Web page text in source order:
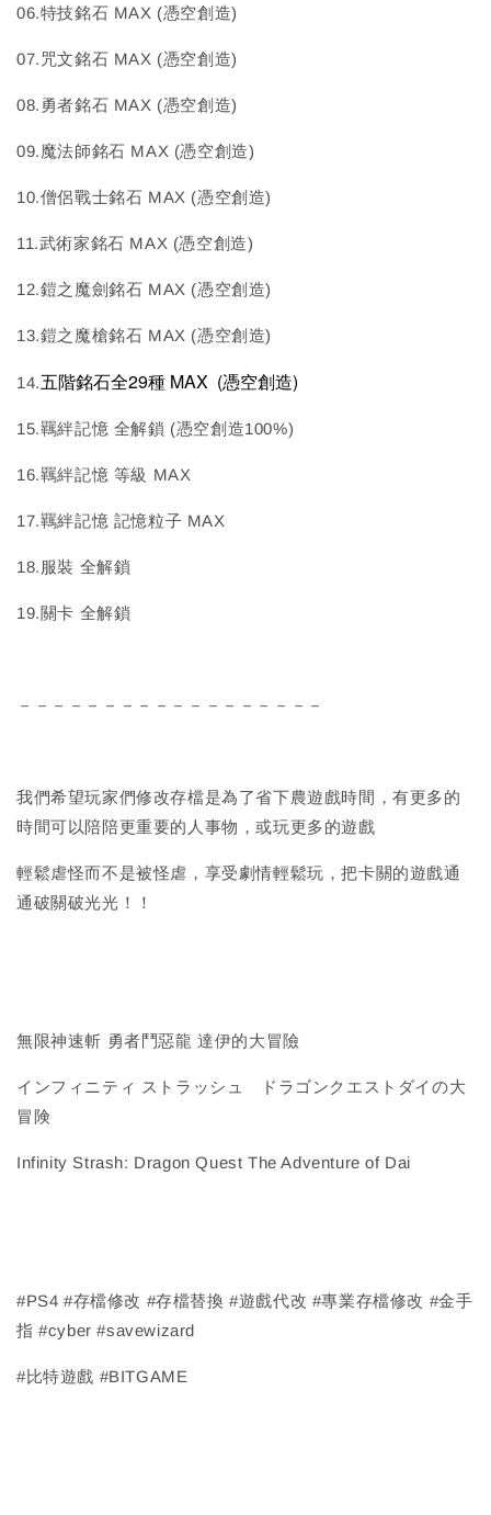
06.特技銘石 MAX (憑空創造)
07.咒文銘石 MAX (憑空創造)
08.勇者銘石 MAX (憑空創造)
09.魔法師銘石 MAX (憑空創造)
10.僧侶戰士銘石 MAX (憑空創造)
11.武術家銘石 MAX (憑空創造)
12.鎧之魔劍銘石 MAX (憑空創造)
13.鎧之魔槍銘石 MAX (憑空創造)
14.五階銘石全29種 MAX (憑空創造)
15.羈絆記憶 全解鎖 (憑空創造100%)
16.羈絆記憶 等級 MAX
17.羈絆記憶 記憶粒子 MAX
18.服裝 全解鎖
19.關卡 全解鎖
－－－－－－－－－－－－－－－－－－
我們希望玩家們修改存檔是為了省下農遊戲時間，有更多的
時間可以陪陪更重要的人事物，或玩更多的遊戲
輕鬆虐怪而不是被怪虐，享受劇情輕鬆玩，把卡關的遊戲通
通破關破光光！！
無限神速斬 勇者鬥惡龍 達伊的大冒險
インフィニティ ストラッシュ ドラゴンクエストダイの大
冒険
Infinity Strash: Dragon Quest The Adventure of Dai
#PS4 #存檔修改 #存檔替換 #遊戲代改 #專業存檔修改 #金手
指 #cyber #savewizard
#比特遊戲 #BITGAME